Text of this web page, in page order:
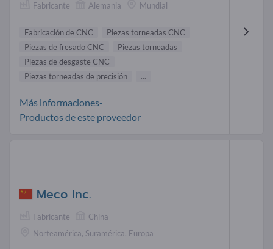
Fabricante Alemania Mundial
Fabricación de CNC
Piezas torneadas CNC
Piezas de fresado CNC
Piezas torneadas
Piezas de desgaste CNC
Piezas torneadas de precisión
...
Más informaciones-
Productos de este proveedor
Meco Inc.
Fabricante
China
Norteamérica, Suramérica, Europa